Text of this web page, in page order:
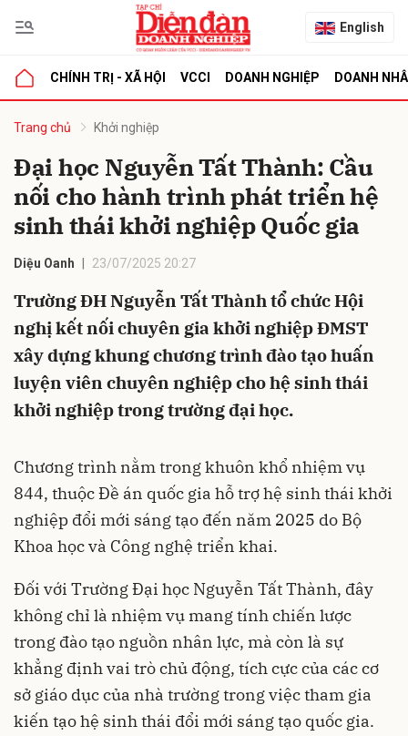
English
CHÍNH TRỊ - XÃ HỘI VCCI DOANH NGHIỆP DOANH
Trang chủ Khởi nghiệp
Đại học Nguyễn Tất Thành: Cầu
nối cho hành trình phát triển hệ
sinh thái khởi nghiệp Quốc gia
Diệu Oanh 23/07/2025 20:27
Trường ĐH Nguyễn Tất Thành tổ chức Hội
nghị kết nối chuyên gia khởi nghiệp ĐMST
xây dựng khung chương trình đào tạo huấn
luyện viên chuyên nghiệp cho hệ sinh thái
khởi nghiệp trong trường đại học.
Chương trình nằm trong khuôn khổ nhiệm vụ
844, thuộc Đề án quốc gia hỗ trợ hệ sinh thái khởi
nghiệp đổi mới sáng tạo đến năm 2025 do Bộ
Khoa học và Công nghệ triển khai.
Đối với Trường Đại học Nguyễn Tất Thành, đây
không chỉ là nhiệm vụ mang tính chiến lược
trong đào tạo nguồn nhân lực, mà còn là sự
khẳng định vai trò chủ động, tích cực của các cơ
sở giáo dục của nhà trường trong việc tham gia
kiến tạo hệ sinh thái đổi mới sáng tạo quốc gia.
luận
Hủy